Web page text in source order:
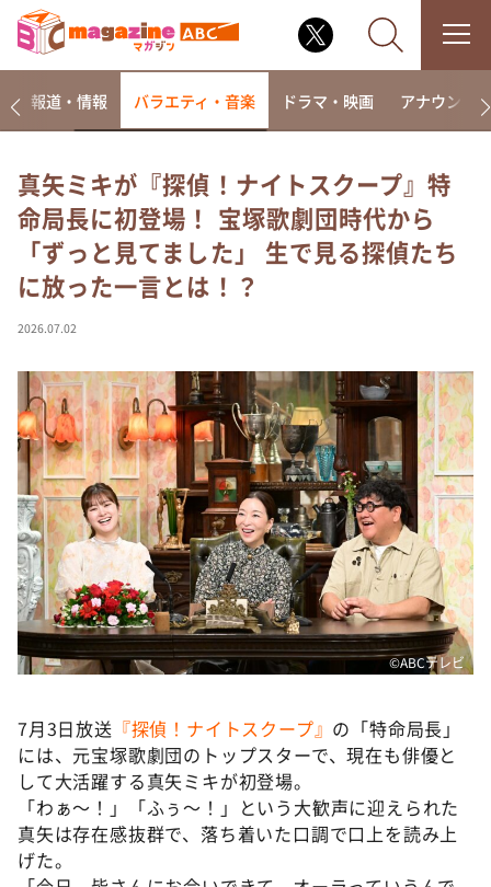
なるみ・岡村の過ぎるTV
相席食堂
これ余談なんですけど・・・
～人生密着トークバラエティ！～ やすとものいたっ
て真剣です
探偵！ナイトスクープ
news おかえり
河合＆A.B.C-Z塚田×福井アナ「なんでやねん！？」
（news おかえり）
DAIGOも台所 ～きょうの献立 何にする？～
本日はダイアンなり！シーズン２
朝だ！生です旅サラダ
教えて！ニュースライブ 正義のミカタ
ＬＩＦＥ～夢のカタチ～
ポツンと一軒家
ザキ山小屋本館
ぺこぱのまるスポ
アナ回覧板
報道・情報 バラエティ・音楽 ドラマ・映画 アナウンサー
真矢ミキが『探偵！ナイトスクープ』特
命局長に初登場！ 宝塚歌劇団時代から
「ずっと見てました」 生で見る探偵たち
に放った一言とは！？
2026.07.02
©ABCテレビ
7月3日放送 『探偵！ナイトスクープ』 の「特命局長」
には、元宝塚歌劇団のトップスターで、現在も俳優と
して大活躍する真矢ミキが初登場。
「わぁ～！」「ふぅ～！」という大歓声に迎えられた
真矢は存在感抜群で、落ち着いた口調で口上を読み上
げた。